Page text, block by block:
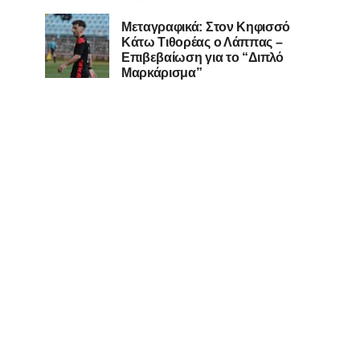
Μεταγραφικά: Στον Κηφισσό
Κάτω Τιθορέας ο Λάππας –
Επιβεβαίωση για το “Διπλό
Μαρκάρισμα”